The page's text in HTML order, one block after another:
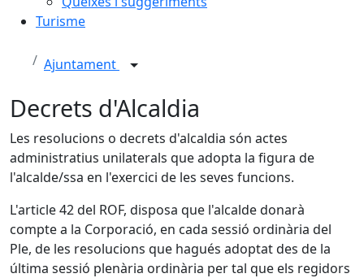
Turisme
Ajuntament
Decrets d'Alcaldia
Les resolucions o decrets d'alcaldia són actes
administratius unilaterals que adopta la figura de
l'alcalde/ssa en l'exercici de les seves funcions.
L'article 42 del ROF, disposa que l'alcalde donarà
compte a la Corporació, en cada sessió ordinària del
Ple, de les resolucions que hagués adoptat des de la
última sessió plenària ordinària per tal que els regidors